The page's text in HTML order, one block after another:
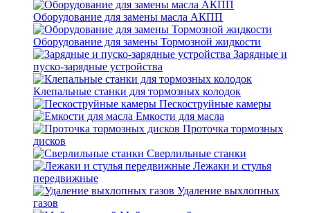
Оборудование для замены масла АКПП
Оборудование для замены Тормозной жидкости
Зарядные и
пуско-зарядные устройства
Клепальные станки для тормозных колодок
Пескоструйные камеры
Емкости для масла
Проточка тормозных
дисков
Сверлильные станки
Лежаки и стулья
передвижные
Удаление выхлопных
газов